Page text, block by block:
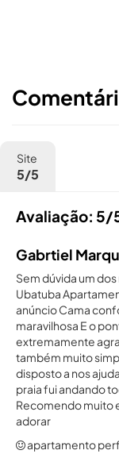
Site
5/5
Avaliação: 5/
Gabrtiel
Sem dúvida um
Ubatuba
anúncio Cama
maravilhosa E o
extremamente
também muito
disposto a nos
praia fui andando
Recomendo muito
adorar
apartamento